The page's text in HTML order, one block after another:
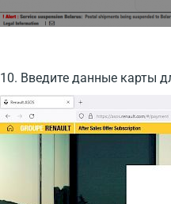
10. Введите данные карты